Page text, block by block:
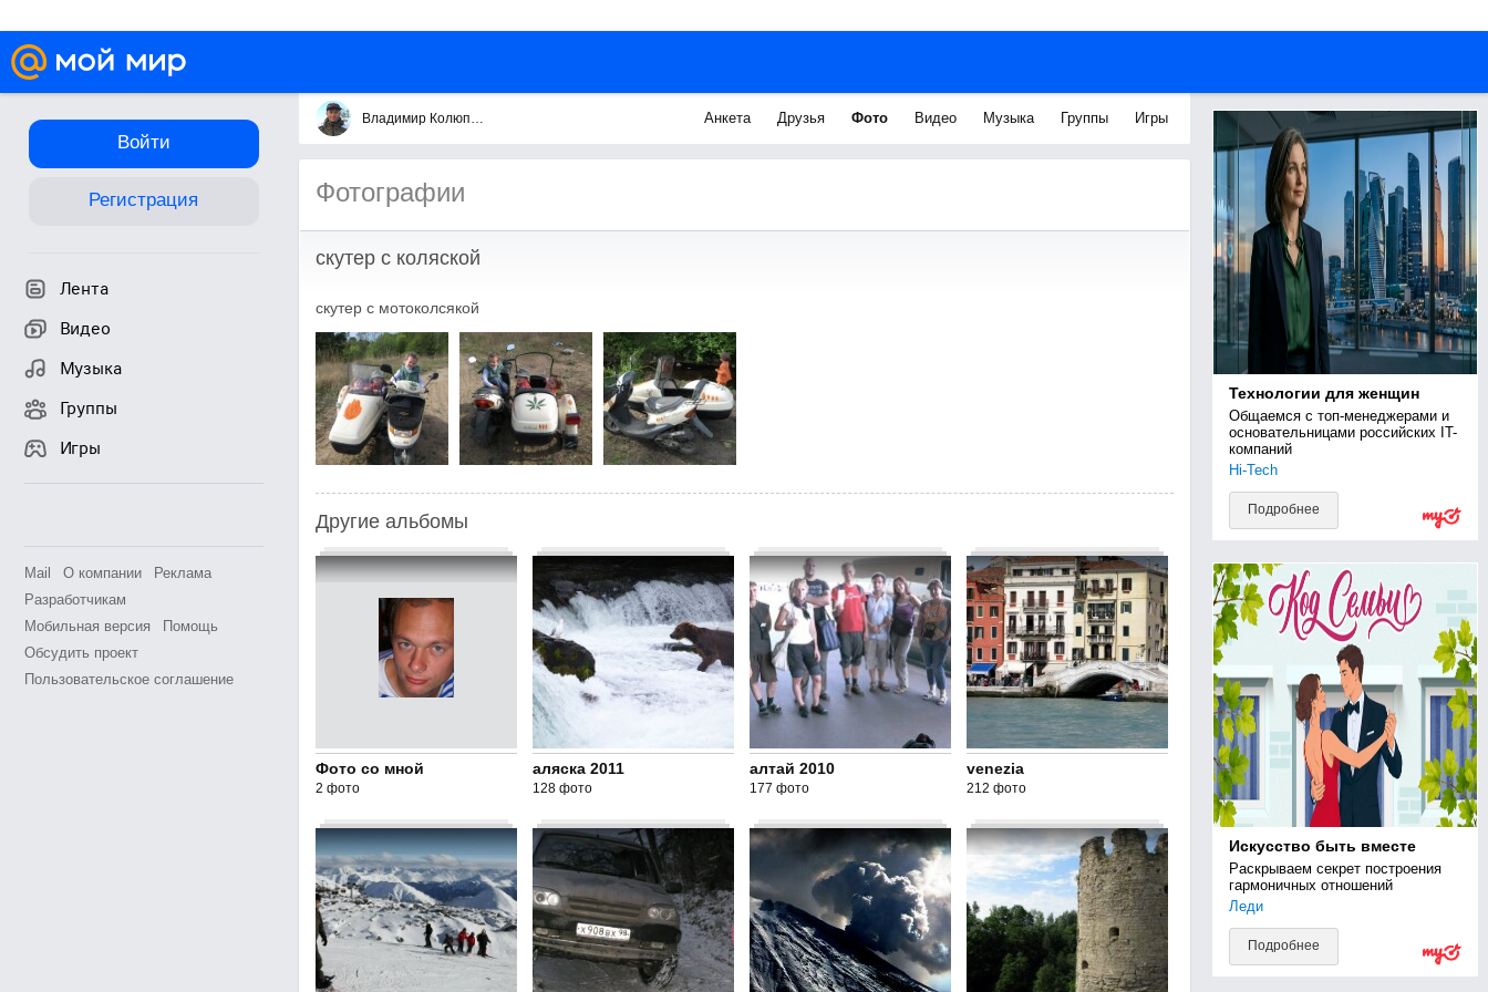
Войти
Регистрация
Лента
Видео
Музыка
Группы
Игры
Mail О компании
Реклама
Разработчикам
Мобильная версия
Помощь
Обсудить проект
Пользовательское соглашение
Владимир Колюпанов Анкета Друзья Фото Видео Музыка Группы Игры
Фотографии
скутер с коляской
скутер с мотоколсякой
Другие альбомы
Фото со мной
2 фото
аляска 2011
128 фото
алтай 2010
177 фото
venezia
212 фото
Технологии для женщин
Общаемся с топ-менеджерами и
основательницами российских IT-
компаний
Hi-Tech
Подробнее
Искусство быть вместе
Раскрываем секрет построения
гармоничных отношений
Леди
Подробнее